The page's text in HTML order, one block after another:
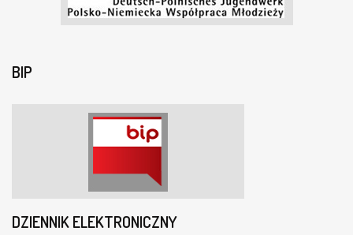
BIP
DZIENNIK ELEKTRONICZNY